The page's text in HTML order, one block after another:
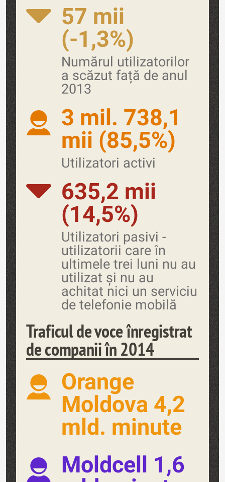
57 mii
(-1,3%)
Numărul utilizatorilor
a scăzut față de anul
2013
3 mil. 738,1
mii (85,5%)
Utilizatori activi
635,2 mii
(14,5%)
Utilizatori pasivi -
utilizatorii care în
ultimele trei luni nu au
utilizat și nu au
achitat nici un serviciu
de telefonie mobilă
Traficul de voce înregistrat
de companii în 2014
Orange
Moldova 4,2
mld. minute
Moldcell 1,6